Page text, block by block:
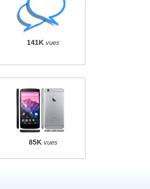
141K vues
85K vues